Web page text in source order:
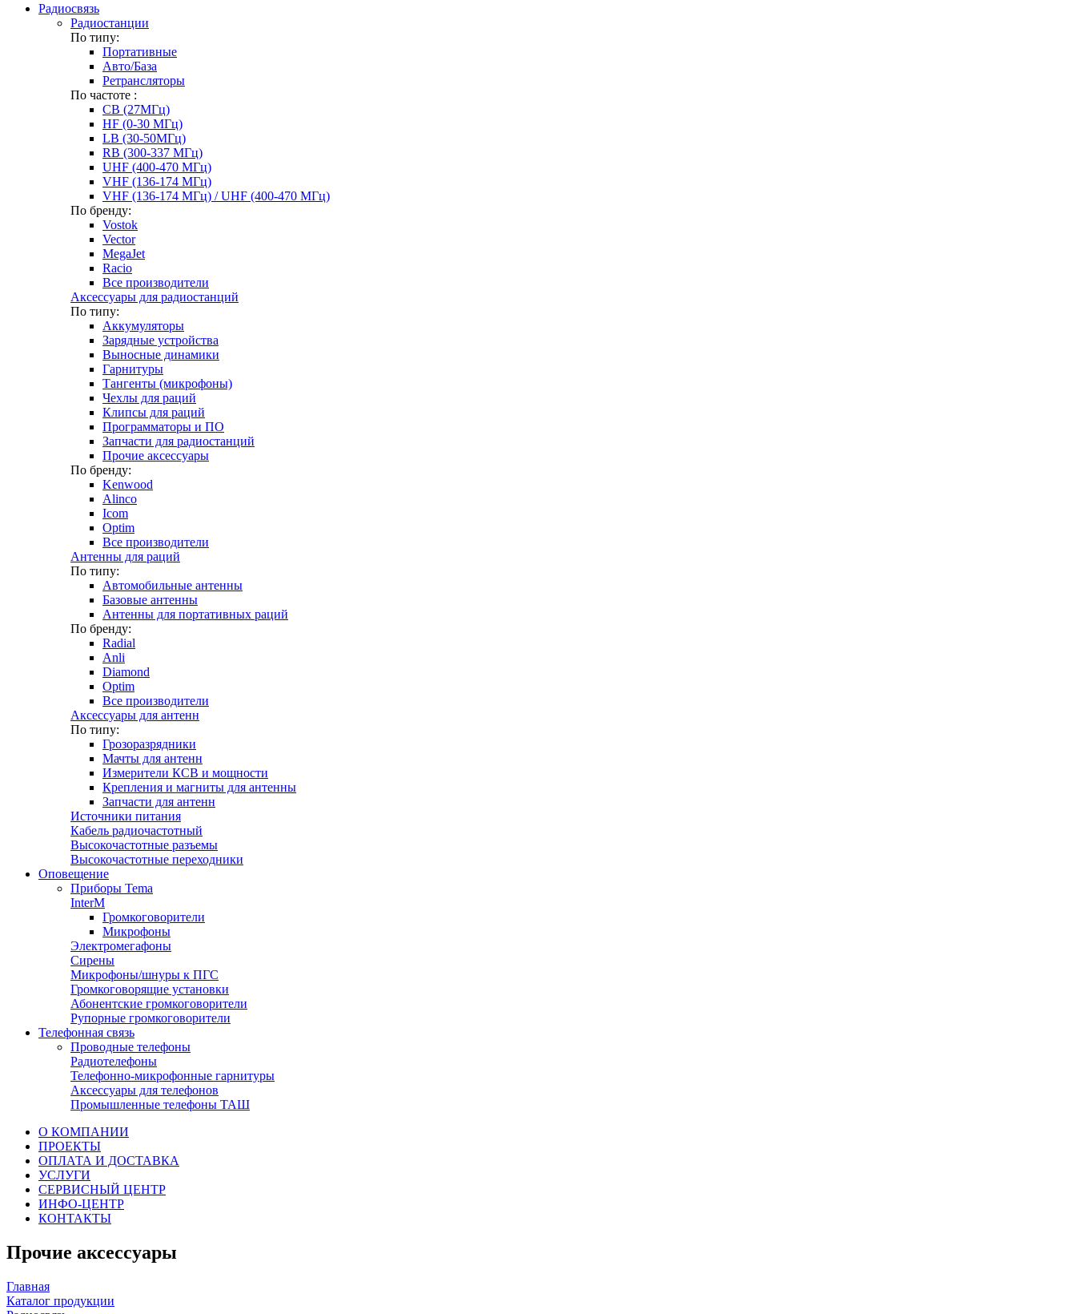
Радиосвязь
Радиостанции
По типу:
Портативные
Авто/База
Ретрансляторы
По частоте :
CB (27МГц)
HF (0-30 МГц)
LB (30-50МГц)
RB (300-337 МГц)
UHF (400-470 МГц)
VHF (136-174 МГц)
VHF (136-174 МГц) / UHF (400-470 МГц)
По бренду:
Vostok
Vector
MegaJet
Racio
Все производители
Аксессуары для радиостанций
По типу:
Аккумуляторы
Зарядные устройства
Выносные динамики
Гарнитуры
Тангенты (микрофоны)
Чехлы для раций
Клипсы для раций
Программаторы и ПО
Запчасти для радиостанций
Прочие аксессуары
По бренду:
Kenwood
Alinco
Icom
Optim
Все производители
Антенны для раций
По типу:
Автомобильные антенны
Базовые антенны
Антенны для портативных раций
По бренду:
Radial
Anli
Diamond
Optim
Все производители
Аксессуары для антенн
По типу:
Грозоразрядники
Мачты для антенн
Измерители КСВ и мощности
Крепления и магниты для антенны
Запчасти для антенн
Источники питания
Кабель радиочастотный
Высокочастотные разъемы
Высокочастотные переходники
Оповещение
Приборы Tema
InterM
Громкоговорители
Микрофоны
Электромегафоны
Сирены
Микрофоны/шнуры к ПГС
Громкоговорящие установки
Абонентские громкоговорители
Рупорные громкоговорители
Телефонная связь
Проводные телефоны
Радиотелефоны
Телефонно-микрофонные гарнитуры
Аксессуары для телефонов
Промышленные телефоны ТАШ
О КОМПАНИИ
ПРОЕКТЫ
ОПЛАТА И ДОСТАВКА
УСЛУГИ
СЕРВИСНЫЙ ЦЕНТР
ИНФО-ЦЕНТР
КОНТАКТЫ
Прочие аксессуары
Главная
Каталог продукции